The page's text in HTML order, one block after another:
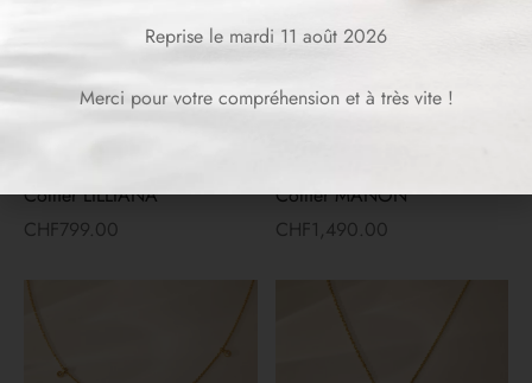
Collier LILLIANA
CHF799.00
Collier MANON
CHF1,490.00
Reprise le mardi 11 août 2026
Merci pour votre compréhension et à très vite !